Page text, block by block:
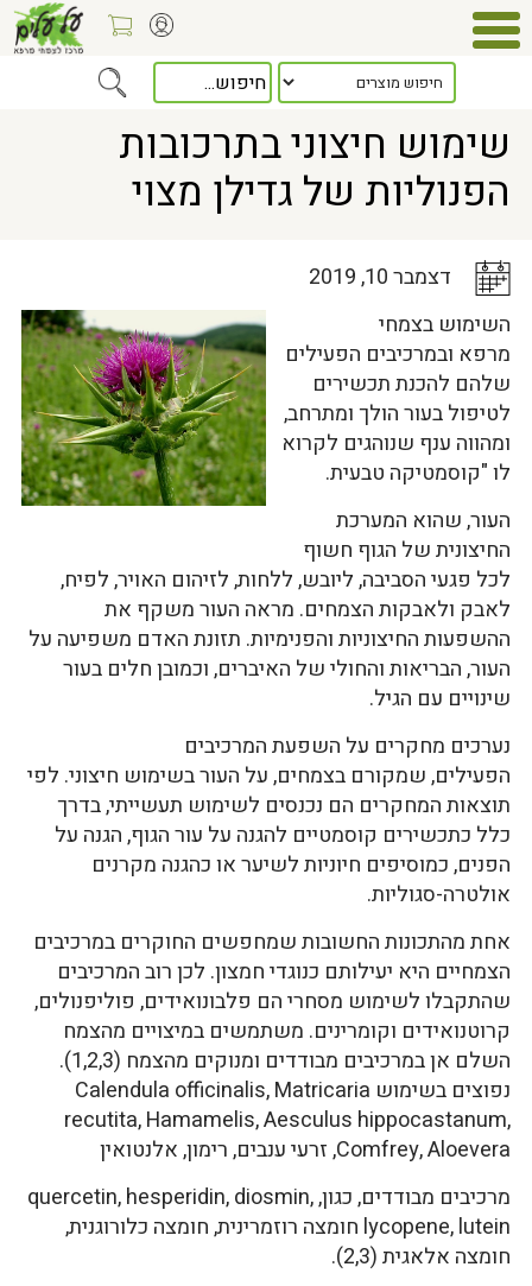
כלל המאמרים> שימוש חיצוני בתרכובות הפנוליות של גדילן מצוי
שימוש חיצוני בתרכובות
הפנוליות של גדילן מצוי
דצמבר 10, 2019
השימוש בצמחי
מרפא ובמרכיבים הפעילים
שלהם להכנת תכשירים
לטיפול בעור הולך ומתרחב,
ומהווה ענף שנוהגים לקרוא
לו "קוסמטיקה טבעית.
העור, שהוא המערכת
החיצונית של הגוף חשוף
לכל פגעי הסביבה, ליובש, ללחות, לזיהום האויר, לפיח,
לאבק ולאבקות הצמחים. מראה העור משקף את
ההשפעות החיצוניות והפנימיות. תזונת האדם משפיעה על
העור, הבריאות והחולי של האיברים, וכמובן חלים בעור
שינויים עם הגיל.
נערכים מחקרים על השפעת המרכיבים
הפעילים, שמקורם בצמחים, על העור בשימוש חיצוני. לפי
תוצאות המחקרים הם נכנסים לשימוש תעשייתי, בדרך
כלל כתכשירים קוסמטיים להגנה על עור הגוף, הגנה על
הפנים, כמוסיפים חיוניות לשיער או כהגנה מקרנים
אולטרה-סגוליות.
אחת מהתכונות החשובות שמחפשים החוקרים במרכיבים
הצמחיים היא יעילותם כנוגדי חמצון. לכן רוב המרכיבים
שהתקבלו לשימוש מסחרי הם פלבונואידים, פוליפנולים,
קרוטנואידים וקומרינים. משתמשים במיצויים מהצמח
השלם אן במרכיבים מבודדים ומנוקים מהצמח (1,2,3).
נפוצים בשימוש Calendula officinalis, Matricaria
recutita, Hamamelis, Aesculus hippocastanum,
Comfrey, Aloevera, זרעי ענבים, רימון, אלנטואין
מרכיבים מבודדים, כגון, quercetin, hesperidin, diosmin,
lycopene, lutein חומצה רוזמרינית, חומצה כלורוגנית,
חומצה אלאגית (2,3).